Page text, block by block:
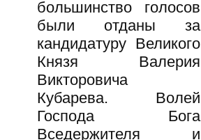
большинство голосов
были отданы за
кандидатуру Великого
Князя Валерия
Викторовича
Кубарева. Волей
Господа Бога
Вседержителя и